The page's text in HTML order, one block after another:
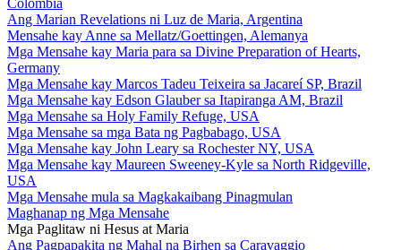
Ang Marian Revelations ni Luz de Maria, Argentina
Mensahe kay Anne sa Mellatz/Goettingen, Alemanya
Mga Mensahe kay Maria para sa Divine Preparation of Hearts,
Germany
Mga Mensahe kay Marcos Tadeu Teixeira sa Jacareí SP, Brazil
Mga Mensahe kay Edson Glauber sa Itapiranga AM, Brazil
Mga Mensahe sa Holy Family Refuge, USA
Mga Mensahe sa mga Bata ng Pagbabago, USA
Mga Mensahe kay John Leary sa Rochester NY, USA
Mga Mensahe kay Maureen Sweeney-Kyle sa North Ridgeville,
USA
Mga Mensahe mula sa Magkakaibang Pinagmulan
Maghanap ng Mga Mensahe
Mga Paglitaw ni Hesus at Maria
Ang Pagpapakita ng Mahal na Birhen sa Caravaggio